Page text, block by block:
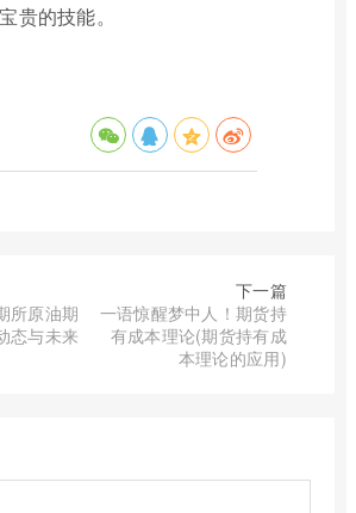
贵的技能。
所原油期
态与未来
下一篇
一语惊醒梦中人！期货持
有成本理论(期货持有成
本理论的应用)